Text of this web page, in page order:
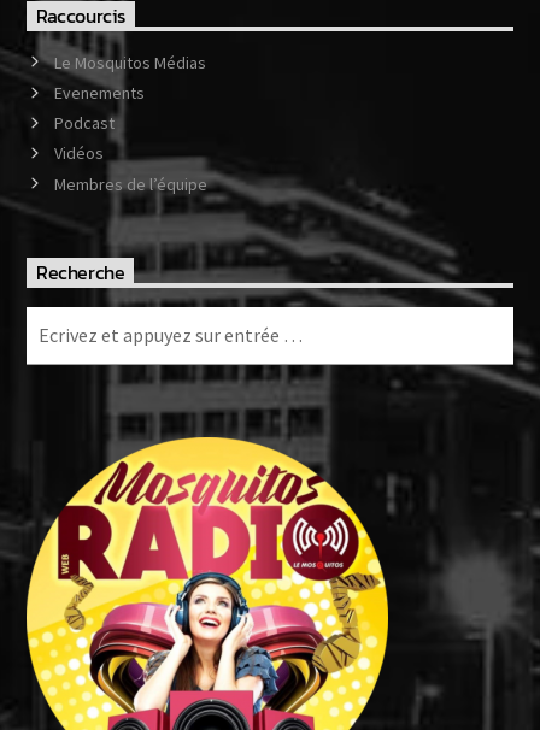
Raccourcis
Le Mosquitos Médias
Evenements
Podcast
Vidéos
Membres de l’équipe
Recherche